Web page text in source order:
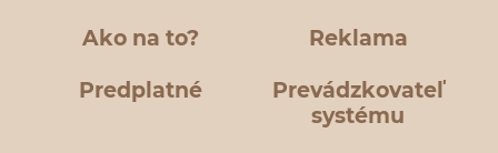
Ako na to? Reklama
Predplatné
Prevádzkovateľ
systému